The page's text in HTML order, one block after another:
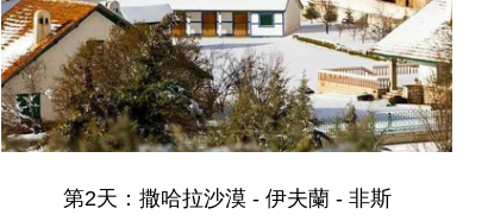
第2天：撒哈拉沙漠 - 伊夫蘭 - 非斯